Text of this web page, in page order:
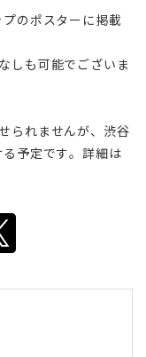
のポスターに掲載
しも可能でございま
られませんが、渋谷
予定です。詳細は